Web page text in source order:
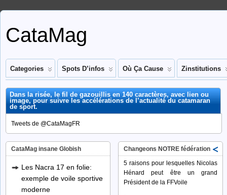
CataMag
Categories Spots D’infos Où Ça Cause Zinstitutions
Dans la risée, le fil de gazouillis en 140 caractères, avec lien ou
image, pour suivre les accélérations de l’actualité du catamaran
de sport.
Tweets de @CataMagFR
CataMag insane Globish
Les Nacra 17 en folie:
exemple de voile sportive
moderne
Changeons NOTRE fédération
5 raisons pour lesquelles Nicolas
Hénard peut être un grand
Président de la FFVoile